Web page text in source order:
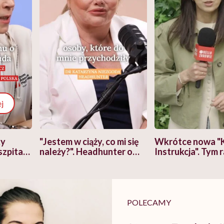
"Jestem w ciąży, co mi się
należy?". Headhunter o
Wkrótce nowa
Instrukcja". Tym
POLECAMY